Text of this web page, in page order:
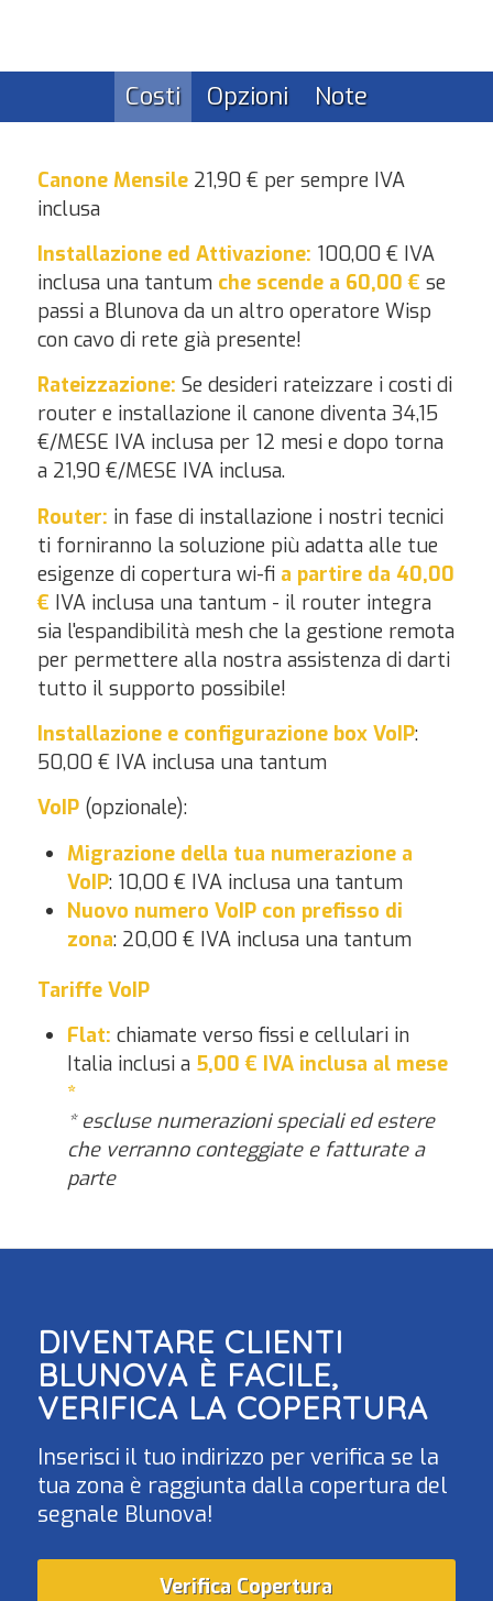
Costi Opzioni Note
Canone Mensile 21,90 € per sempre IVA
inclusa
Installazione ed Attivazione: 100,00 € IVA
inclusa una tantum che scende a 60,00 € se
passi a Blunova da un altro operatore Wisp
con cavo di rete già presente!
Rateizzazione: Se desideri rateizzare i costi di
router e installazione il canone diventa 34,15
€/MESE IVA inclusa per 12 mesi e dopo torna
a 21,90 €/MESE IVA inclusa.
Router: in fase di installazione i nostri tecnici
ti forniranno la soluzione più adatta alle tue
esigenze di copertura wi-fi a partire da 40,00
€ IVA inclusa una tantum - il router integra
sia l'espandibilità mesh che la gestione remota
per permettere alla nostra assistenza di darti
tutto il supporto possibile!
Installazione e configurazione box VoIP:
50,00 € IVA inclusa una tantum
VoIP(opzionale):
Migrazione della tua numerazione a
VoIP: 10,00 € IVA inclusa una tantum
Nuovo numero VoIP con prefisso di
zona: 20,00 € IVA inclusa una tantum
Tariffe VoIP
Flat: chiamate verso fissi e cellulari in
Italia inclusi a 5,00 € IVA inclusa al mese
*
* escluse numerazioni speciali ed estere
che verranno conteggiate e fatturate a
parte
DIVENTARE CLIENTI
BLUNOVAÈ FACILE,
VERIFICA LA COPERTURA
Inserisci il tuo indirizzo per verifica se la
tua zona è raggiunta dalla copertura del
segnale Blunova!
Verifica Copertura